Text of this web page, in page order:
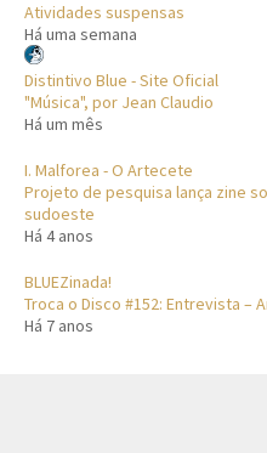
Atividades suspensas
Há uma semana
Distintivo Blue - Site Oficial
"Música", por Jean Claudio
Há um mês
I. Malforea - O Artecete
Projeto de pesquisa lança zine
sudoeste
Há 4 anos
BLUEZinada!
Troca o Disco #152: Entrevista –
Há 7 anos